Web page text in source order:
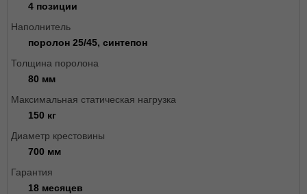
4 позиции
Наполнитель
поролон 25/45, синтепон
Толщина поролона
80 мм
Максимальная статическая нагрузка
150 кг
Диаметр крестовины
700 мм
Гарантия
18 месяцев